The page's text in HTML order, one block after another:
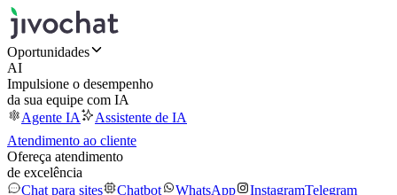
Oportunidades
AI
Impulsione o desempenho
da sua equipe com IA
Agente IA
Assistente de IA
Atendimento ao cliente
Ofereça atendimento
de excelência
Chat para sites
Chatbot WhatsApp InstagramTelegram